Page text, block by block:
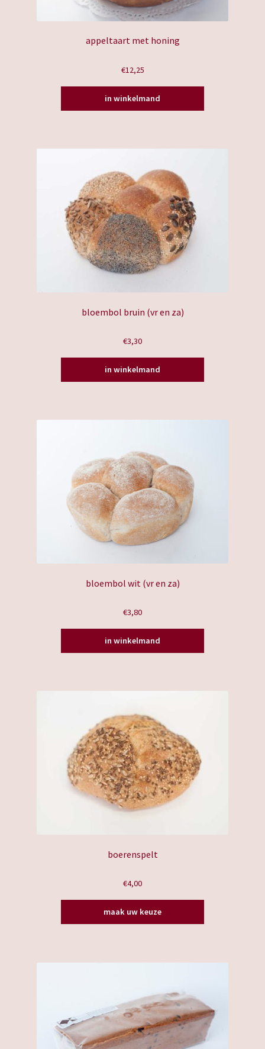
appeltaart met honing
€12,25
in winkelmand
bloembol bruin (vr en za)
€3,30
in winkelmand
bloembol wit (vr en za)
€3,80
in winkelmand
boerenspelt
€4,00
maak uw keuze
variaties.
kan
gekozen
worden
op